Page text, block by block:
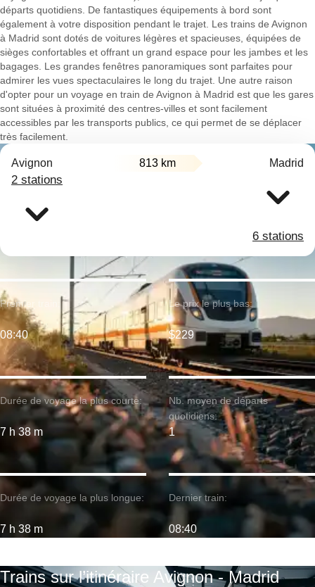
départs quotidiens. De fantastiques équipements à bord sont
également à votre disposition pendant le trajet. Les trains de Avignon
à Madrid sont dotés de voitures légères et spacieuses, équipées de
sièges confortables et offrant un grand espace pour les jambes et les
bagages. Les grandes fenêtres panoramiques sont parfaites pour
admirer les vues spectaculaires le long du trajet. Une autre raison
d'opter pour un voyage en train de Avignon à Madrid est que les gares
sont situées à proximité des centres-villes et sont facilement
accessibles par les transports publics, ce qui permet de se déplacer
très facilement.
Avignon 813 km Madrid
2 stations
6 stations
Durée de voyage la plus courte:
7 h 38 m
Premier train:
08:40
Durée de voyage la plus longue:
7 h 38 m
Le prix le plus bas:
$229
Nb. moyen de départs
quotidiens:
1
Dernier train:
08:40
Trains sur l’itinéraire Avignon - Madrid